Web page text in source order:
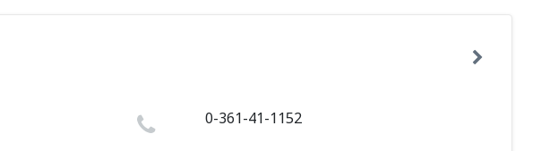
0-361-41-1152